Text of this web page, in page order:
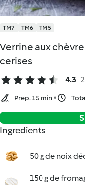
TM7 TM6 TM5
Verrine aux
cerises
4.3
Prep. 15 min
Ingredients
50 g de noix
150 g de